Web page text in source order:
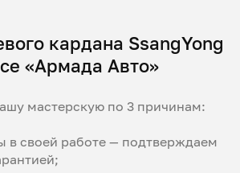
кардана SsangYong
«Армада Авто»
мастерскую по 3 причинам:
в своей работе — подтверждаем